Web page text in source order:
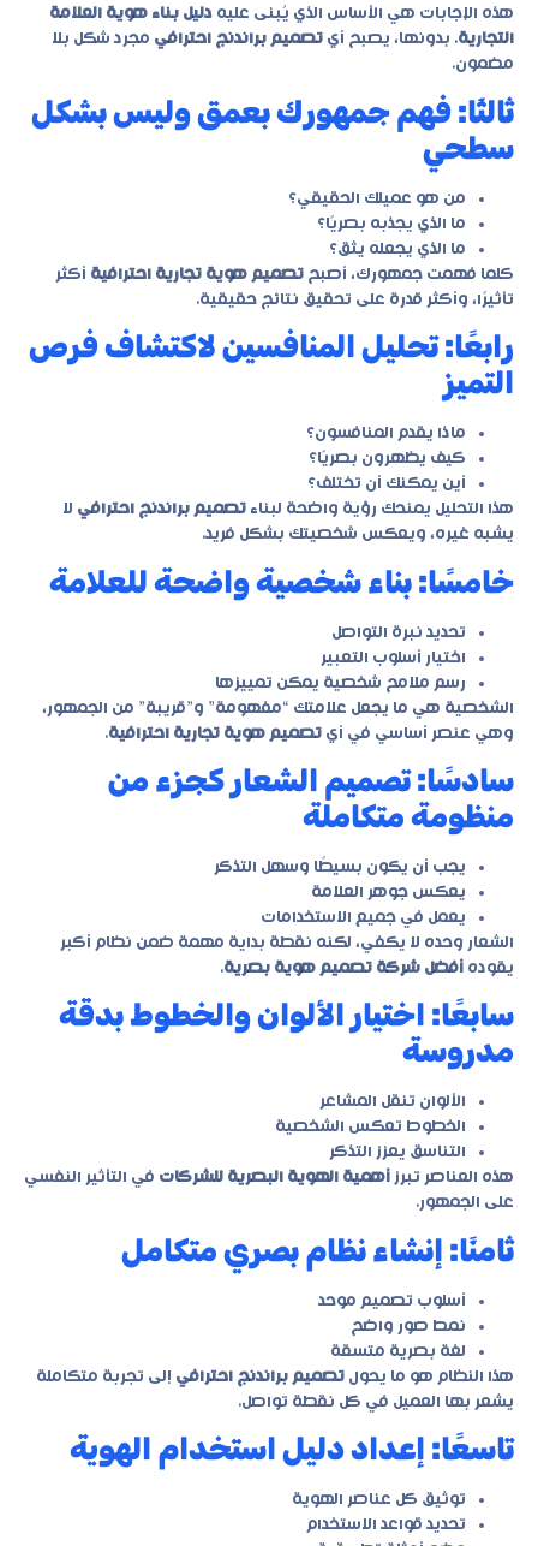
هذه الإجابات هي الأساس الذي يُبنى عليه دليل بناء هوية العلامة
التجارية. بدونها، يصبح أي تصميم براندنج احترافي مجرد شكل بلا
مضمون.
ثالثًا: فهم جمهورك بعمق وليس بشكل
سطحي
من هو عميلك الحقيقي؟
ما الذي يجذبه بصريًا؟
ما الذي يجعله يثق؟
كلما فهمت جمهورك، أصبح تصميم هوية تجارية احترافية أكثر
تأثيرًا، وأكثر قدرة على تحقيق نتائج حقيقية.
رابعًا: تحليل المنافسين لاكتشاف فرص
التميز
ماذا يقدم المنافسون؟
كيف يظهرون بصريًا؟
أين يمكنك أن تختلف؟
هذا التحليل يمنحك رؤية واضحة لبناء تصميم براندنج احترافي لا
يشبه غيره، ويعكس شخصيتك بشكل فريد.
خامسًا: بناء شخصية واضحة للعلامة
تحديد نبرة التواصل
اختيار أسلوب التعبير
رسم ملامح شخصية يمكن تمييزها
الشخصية هي ما يجعل علامتك “مفهومة” و”قريبة” من الجمهور،
وهي عنصر أساسي في أي تصميم هوية تجارية احترافية.
سادسًا: تصميم الشعار كجزء من
منظومة متكاملة
يجب أن يكون بسيطًا وسهل التذكر
يعكس جوهر العلامة
يعمل في جميع الاستخدامات
الشعار وحده لا يكفي، لكنه نقطة بداية مهمة ضمن نظام أكبر
يقوده أفضل شركة تصميم هوية بصرية.
سابعًا: اختيار الألوان والخطوط بدقة
مدروسة
الألوان تنقل المشاعر
الخطوط تعكس الشخصية
التناسق يعزز التذكر
هذه العناصر تبرز أهمية الهوية البصرية للشركات في التأثير النفسي
على الجمهور.
ثامنًا: إنشاء نظام بصري متكامل
أسلوب تصميم موحد
نمط صور واضح
لغة بصرية متسقة
هذا النظام هو ما يحول تصميم براندنج احترافي إلى تجربة متكاملة
يشعر بها العميل في كل نقطة تواصل.
تاسعًا: إعداد دليل استخدام الهوية
توثيق كل عناصر الهوية
تحديد قواعد الاستخدام